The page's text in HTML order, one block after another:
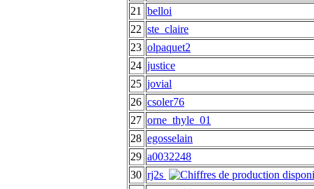
21
belloi
22 ste_claire
23 olpaquet2
24 justice
25 jovial
26 csoler76
27 orne_thyle_01
28 egosselain
29 a0032248
30 rj2s